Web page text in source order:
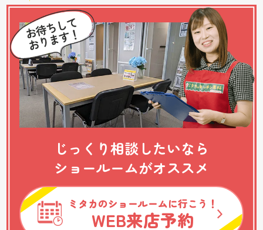
じっくり相談したいなら
ショールームがオススメ
ミタカのショールームに行こう！
WEB来店予約